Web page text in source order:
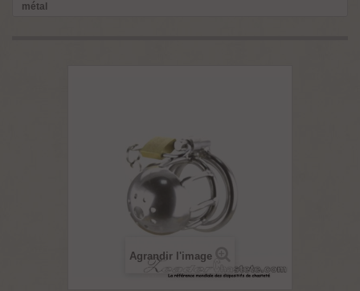
métal
Agrandir l'image